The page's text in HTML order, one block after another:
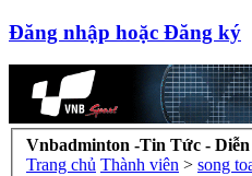
Đăng nhập hoặc Đăng ký
Vnbadminton -Tin Tức -
Trang chủ Thành viên > song